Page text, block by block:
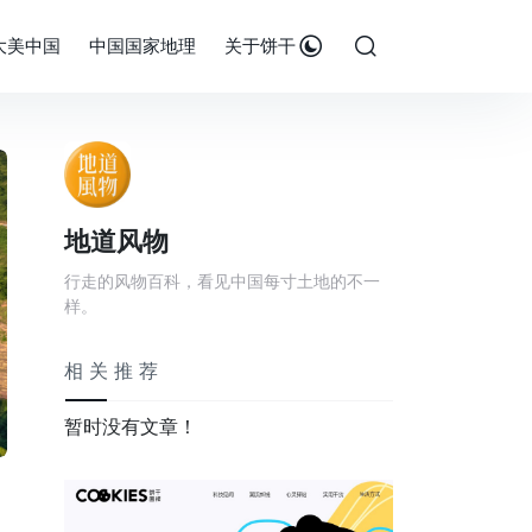
美中国 中国国家地理 关于饼干
地道风物
行走的风物百科，看见中国每寸土地的不一
样。
相关推荐
暂时没有文章！